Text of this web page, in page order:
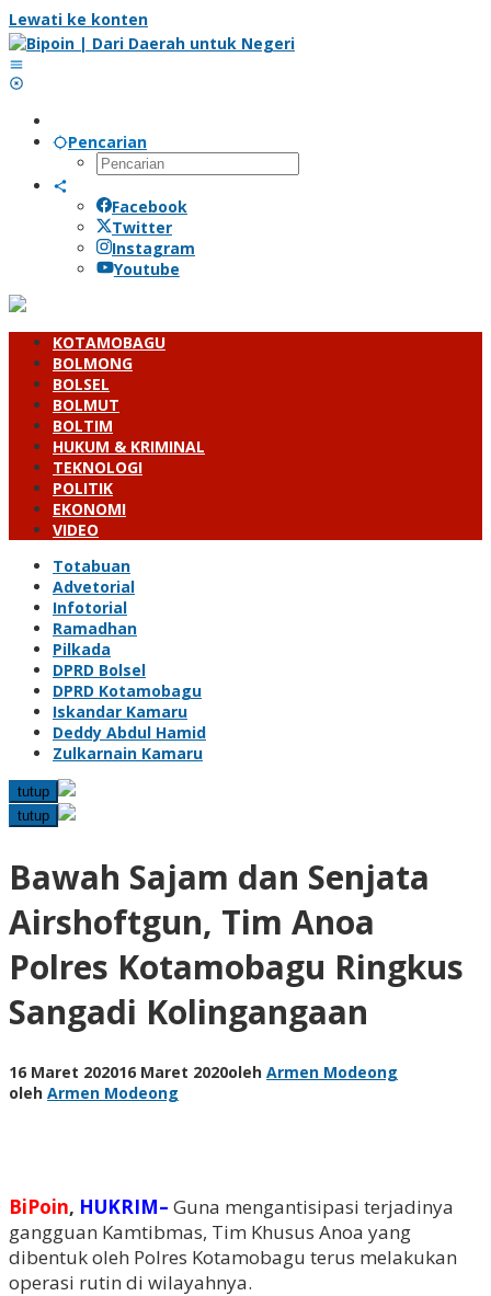
Lewati ke konten
Pencarian
Facebook
Twitter
Instagram
Youtube
KOTAMOBAGU
BOLMONG
BOLSEL
BOLMUT
BOLTIM
HUKUM & KRIMINAL
TEKNOLOGI
POLITIK
EKONOMI
VIDEO
Totabuan
Advetorial
Infotorial
Ramadhan
Pilkada
DPRD Bolsel
DPRD Kotamobagu
Iskandar Kamaru
Deddy Abdul Hamid
Zulkarnain Kamaru
tutup
tutup
Bawah Sajam dan Senjata
Airshoftgun, Tim Anoa
Polres Kotamobagu Ringkus
Sangadi Kolingangaan
16 Maret 202016 Maret 2020oleh Armen Modeong
oleh Armen Modeong
BiPoin, HUKRIM– Guna mengantisipasi terjadinya
gangguan Kamtibmas, Tim Khusus Anoa yang
dibentuk oleh Polres Kotamobagu terus melakukan
operasi rutin di wilayahnya.